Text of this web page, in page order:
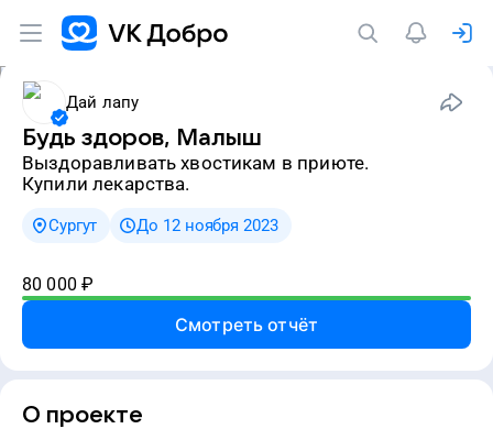
Дай лапу
Будь здоров, Малыш
выздоравливать хвостикам в приюте.
Купили лекарства.
Сургут До 12 ноября 2023
80 000 ₽
Смотреть отчёт
О проекте